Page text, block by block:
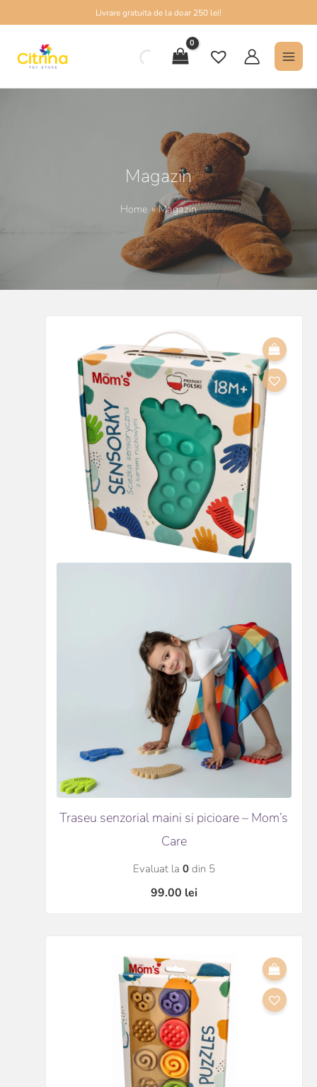
to
Livrare gratuita de la doar 250 lei!
Magazin
Home Magazin
Traseu senzorial maini si picioare – Mom’s
Care
Evaluat la 0din 5
99.00 lei